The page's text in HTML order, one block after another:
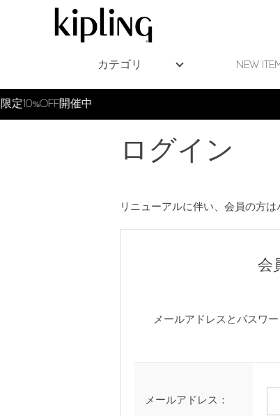
カテゴリ NEW
ログイン
リニューアルに伴い、会員の方
会
メールアドレスとパスワ
メールアドレス：